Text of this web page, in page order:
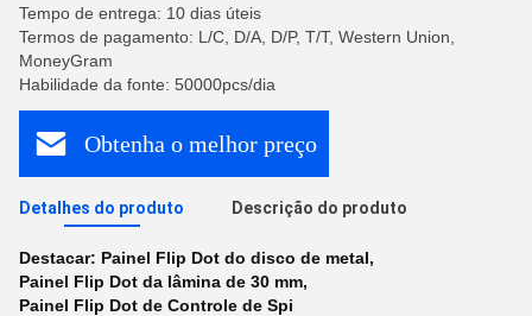
Tempo de entrega: 10 dias úteis
Termos de pagamento: L/C, D/A, D/P, T/T, Western Union,
MoneyGram
Habilidade da fonte: 50000pcs/dia
Obtenha o melhor preço
Detalhes do produto Descrição do produto
Destacar: Painel Flip Dot do disco de metal,
Painel Flip Dot da lâmina de 30 mm,
Painel Flip Dot de Controle de Spi